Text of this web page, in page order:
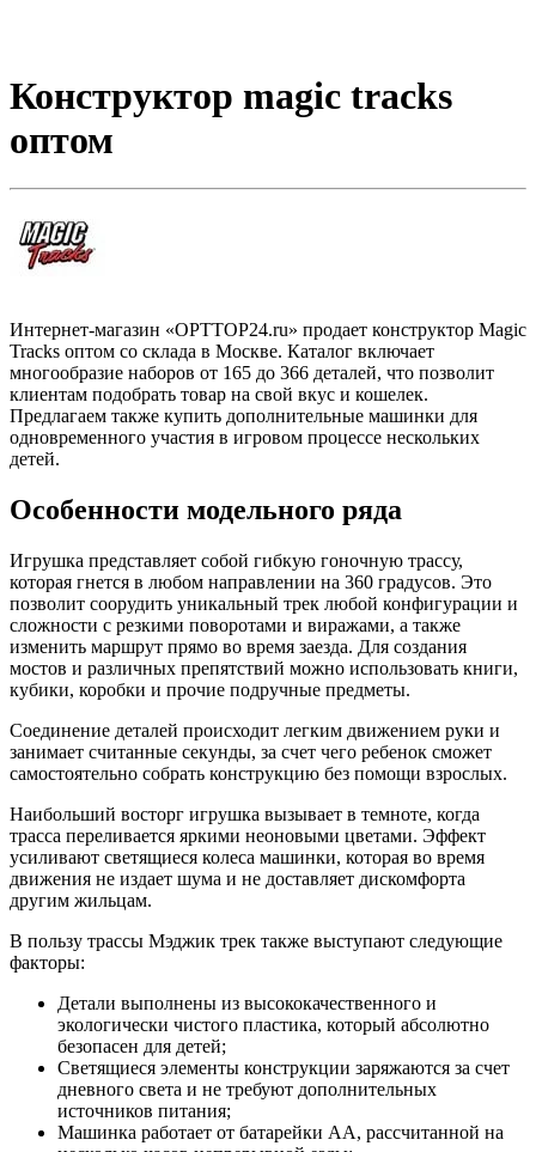
Конструктор magic tracks
оптом
Интернет-магазин «OPTTOP24.ru» продает конструктор Magic
Tracks оптом со склада в Москве. Каталог включает
многообразие наборов от 165 до 366 деталей, что позволит
клиентам подобрать товар на свой вкус и кошелек.
Предлагаем также купить дополнительные машинки для
одновременного участия в игровом процессе нескольких
детей.
Особенности модельного ряда
Игрушка представляет собой гибкую гоночную трассу,
которая гнется в любом направлении на 360 градусов. Это
позволит соорудить уникальный трек любой конфигурации и
сложности с резкими поворотами и виражами, а также
изменить маршрут прямо во время заезда. Для создания
мостов и различных препятствий можно использовать книги,
кубики, коробки и прочие подручные предметы.
Соединение деталей происходит легким движением руки и
занимает считанные секунды, за счет чего ребенок сможет
самостоятельно собрать конструкцию без помощи взрослых.
Наибольший восторг игрушка вызывает в темноте, когда
трасса переливается яркими неоновыми цветами. Эффект
усиливают светящиеся колеса машинки, которая во время
движения не издает шума и не доставляет дискомфорта
другим жильцам.
В пользу трассы Мэджик трек также выступают следующие
факторы:
Детали выполнены из высококачественного и
экологически чистого пластика, который абсолютно
безопасен для детей;
Светящиеся элементы конструкции заряжаются за счет
дневного света и не требуют дополнительных
источников питания;
Машинка работает от батарейки АА, рассчитанной на